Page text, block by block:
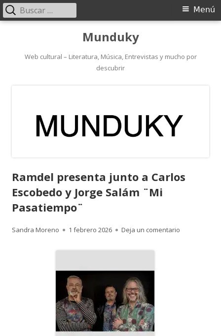
contenido
Munduky
Web cultural – Literatura, Música, Entrevistas y mucho por
descubrir
Menú
Menú
Buscar:
Ramdel presenta junto a Carlos
Escobedo y Jorge Salám ¨Mi
Pasatiempo¨
Autor
Sandra Moreno
Publicado
1 febrero 2026 Deja un comentario